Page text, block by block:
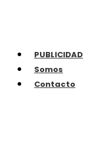
PUBLICIDAD
Somos
Contacto